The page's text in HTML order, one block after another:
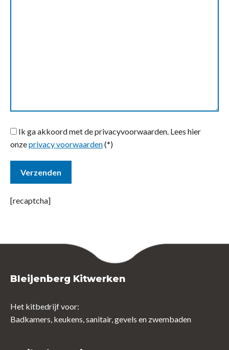
Ik ga akkoord met de privacyvoorwaarden. Lees hier
onzeprivacy voorwaarden(*)
[recaptcha]
Bleijenberg Kitwerken
Het kitbedrijf voor:
Badkamers, keukens, sanitair, gevels en zwembaden